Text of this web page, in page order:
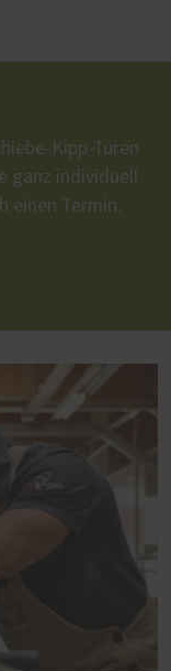
Kipp-Türen
ganz individuell
einen Termin.